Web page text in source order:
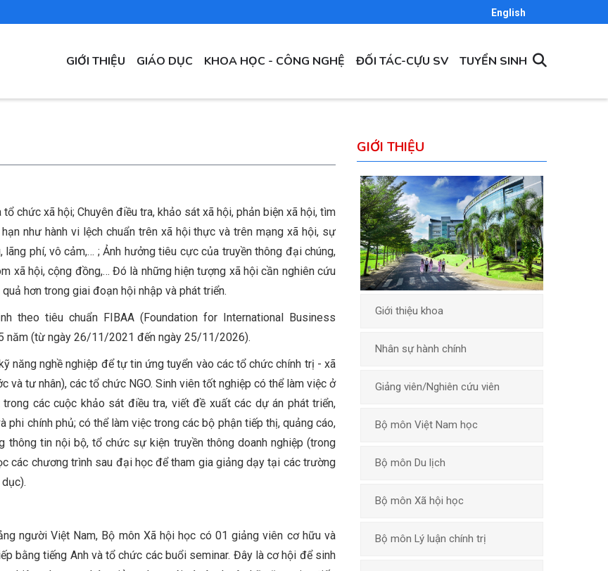
English
MAIN
NAVIGATION
GIỚI THIỆU GIÁO DỤC KHOA HỌC - CÔNG NGHỆ ĐỐI TÁC-CỰU SV TUYỂN SINH
chức xã hội; Chuyên điều tra, khảo sát xã hội, phản biện xã hội, tìm
như hành vi lệch chuẩn trên xã hội thực và trên mạng xã hội, sự
phí, vô cảm,… ; Ảnh hưởng tiêu cực của truyền thông đại chúng,
xã hội, cộng đồng,… Đó là những hiện tượng xã hội cần nghiên cứu
hơn trong giai đoạn hội nhập và phát triển.
theo tiêu chuẩn FIBAA (Foundation for International Business
năm (từ ngày 26/11/2021 đến ngày 25/11/2026).
năng nghề nghiệp để tự tin ứng tuyển vào các tổ chức chính trị - xã
và tư nhân), các tổ chức NGO. Sinh viên tốt nghiệp có thể làm việc ở
các cuộc khảo sát điều tra, viết đề xuất các dự án phát triển,
chính phủ; có thể làm việc trong các bộ phận tiếp thị, quảng cáo,
thông tin nội bộ, tổ chức sự kiện truyền thông doanh nghiệp (trong
các chương trình sau đại học để tham gia giảng dạy tại các trường
người Việt Nam, Bộ môn Xã hội học có 01 giảng viên cơ hữu và
bằng tiếng Anh và tổ chức các buổi seminar. Đây là cơ hội để sinh
GIỚI THIỆU
Giới thiệu khoa
Nhân sự hành chính
Giảng viên/Nghiên cứu viên
Bộ môn Việt Nam học
Bộ môn Du lịch
Bộ môn Xã hội học
Bộ môn Lý luận chính trị